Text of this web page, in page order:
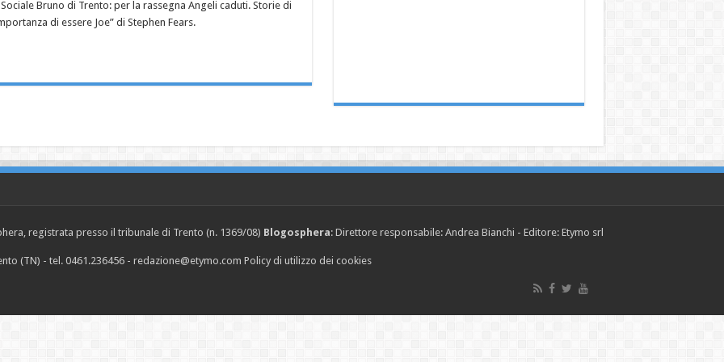
Bruno di Trento: per la rassegna Angeli caduti. Storie di
di essere Joe” di Stephen Fears.
registrata presso il tribunale di Trento (n. 1369/08) Blogosphera: Direttore responsabile: Andrea Bianchi - Editore: Etymo srl
(TN) - tel. 0461.236456 - redazione@etymo.com Policy di utilizzo dei cookies